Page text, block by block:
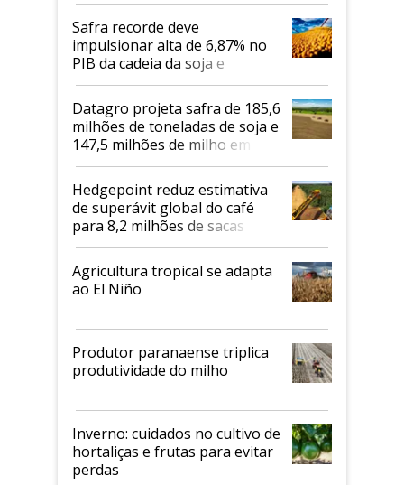
Safra recorde deve
impulsionar alta de 6,87% no
PIB da cadeia da soja e
biodiesel em 2026
Datagro projeta safra de 185,6
milhões de toneladas de soja e
147,5 milhões de milho em
2026/27
Hedgepoint reduz estimativa
de superávit global do café
para 8,2 milhões de sacas
Agricultura tropical se adapta
ao El Niño
Produtor paranaense triplica
produtividade do milho
Inverno: cuidados no cultivo de
hortaliças e frutas para evitar
perdas